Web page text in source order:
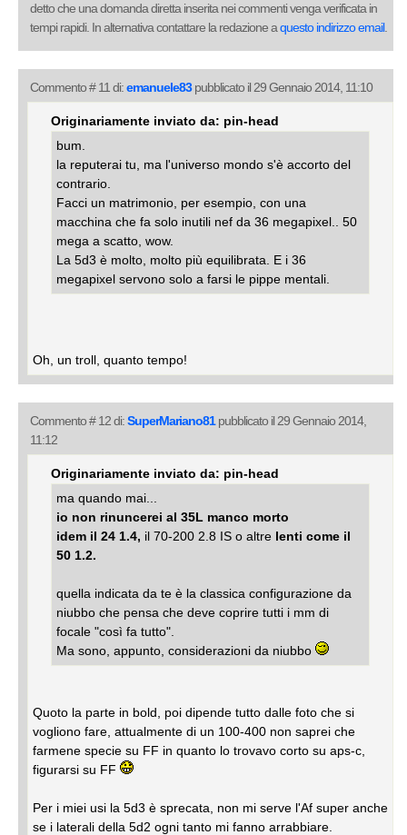
detto che una domanda diretta inserita nei commenti venga verificata in
tempi rapidi. In alternativa contattare la redazione aquesto indirizzo email.
Commento # 11 di:emanuele83pubblicato il 29 Gennaio 2014, 11:10
Originariamente inviato da: pin-head
bum.
la reputerai tu, ma l'universo mondo s'è accorto del
contrario.
Facci un matrimonio, per esempio, con una
macchina che fa solo inutili nef da 36 megapixel.. 50
mega a scatto, wow.
La 5d3 è molto, molto più equilibrata. E i 36
megapixel servono solo a farsi le pippe mentali.
Oh, un troll, quanto tempo!
Commento # 12 di:SuperMariano81pubblicato il 29 Gennaio 2014,
11:12
Originariamente inviato da: pin-head
ma quando mai...
io non rinuncerei al 35L manco morto
idem il 24 1.4, il 70-200 2.8 IS o altre lenti come il
50 1.2.
quella indicata da te è la classica configurazione da
niubbo che pensa che deve coprire tutti i mm di
focale "così fa tutto".
Ma sono, appunto, considerazioni da niubbo
Quoto la parte in bold, poi dipende tutto dalle foto che si
vogliono fare, attualmente di un 100-400 non saprei che
farmene specie su FF in quanto lo trovavo corto su aps-c,
figurarsi su FF
Per i miei usi la 5d3 è sprecata, non mi serve l'Af super anche
se i laterali della 5d2 ogni tanto mi fanno arrabbiare.